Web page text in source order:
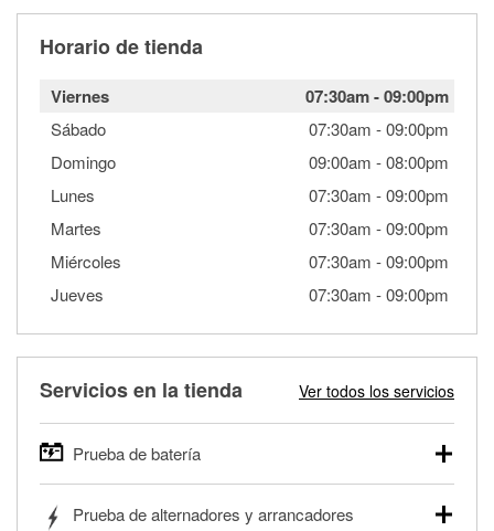
Horario de tienda
Viernes 07:30am-09:00pm
Sábado 07:30am -09:00pm
Domingo
09:00am -08:00pm
Lunes
07:30am -09:00pm
Martes
07:30am -09:00pm
Miércoles
07:30am -09:00pm
Jueves
07:30am -09:00pm
Servicios en la tienda Ver todos los servicios
Prueba de batería
autos, camionetas, SUVs, vehículos comerciales y
Prueba de alternadores y arrancadores